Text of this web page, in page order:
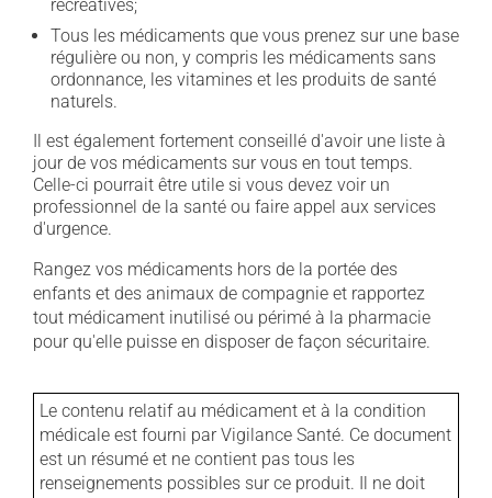
récréatives;
Tous les médicaments que vous prenez sur une base
régulière ou non, y compris les médicaments sans
ordonnance, les vitamines et les produits de santé
naturels.
Il est également fortement conseillé d'avoir une liste à
jour de vos médicaments sur vous en tout temps.
Celle-ci pourrait être utile si vous devez voir un
professionnel de la santé ou faire appel aux services
d'urgence.
Rangez vos médicaments hors de la portée des
enfants et des animaux de compagnie et rapportez
tout médicament inutilisé ou périmé à la pharmacie
pour qu'elle puisse en disposer de façon sécuritaire.
Le contenu relatif au médicament et à la condition
médicale est fourni par Vigilance Santé. Ce document
est un résumé et ne contient pas tous les
renseignements possibles sur ce produit. Il ne doit